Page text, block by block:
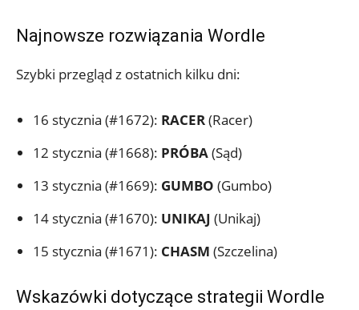
Najnowsze rozwiązania Wordle
Szybki przegląd z ostatnich kilku dni:
16 stycznia (#1672): RACER(Racer)
12 stycznia (#1668): PRÓBA(Sąd)
13 stycznia (#1669): GUMBO (Gumbo)
14 stycznia (#1670): UNIKAJ (Unikaj)
15 stycznia (#1671): CHASM (Szczelina)
Wskazówki dotyczące strategii Wordle